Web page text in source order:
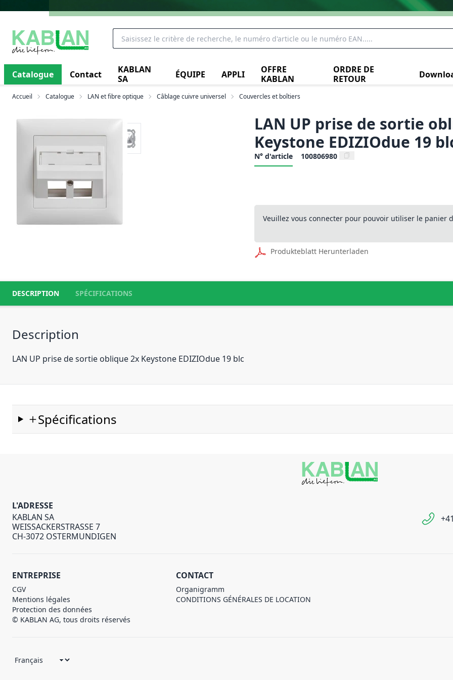
Catalogue Contact
KABLAN
SA
ÉQUIPE APPLI
OFFRE
KABLAN
ORDRE DE
RETOUR
Accueil Catalogue LAN et fibre optique Câblage cuivre universel Couvercles et boîtiers
LAN UP prise de sortie
Keystone EDIZIOdue 19
N° d'article 100806980
Veuillez vous connecter pour pouvoir utiliser le panier
Produkteblatt Herunterladen
DESCRIPTION SPÉCIFICATIONS
Description
LAN UP prise de sortie oblique 2x Keystone EDIZIOdue 19 blc
Spécifications
L'ADRESSE
KABLAN SA
WEISSACKERSTRASSE 7
CH-3072 OSTERMUNDIGEN
ENTREPRISE
CGV
Mentions légales
Protection des données
© KABLAN AG, tous droits réservés
CONTACT
Organigramm
CONDITIONS GÉNÉRALES DE LOCATION